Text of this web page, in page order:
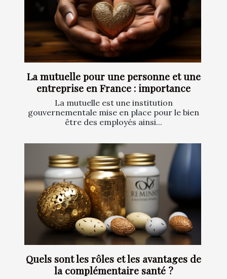
La mutuelle pour une personne et une
entreprise en France : importance
La mutuelle est une institution
gouvernementale mise en place pour le bien
être des employés ainsi...
Quels sont les rôles et les avantages de
la complémentaire santé ?